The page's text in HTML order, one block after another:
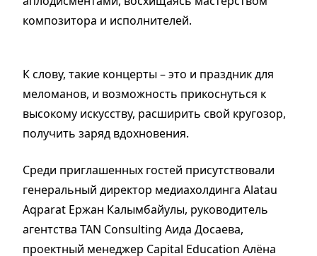
композитора и исполнителей.
К слову, такие концерты – это и праздник для
меломанов, и возможность прикоснуться к
высокому искусству, расширить свой кругозор,
получить заряд вдохновения.
Среди приглашенных гостей присутствовали
генеральный директор медиахолдинга Alatau
Aqparat Ержан Калымбайулы, руководитель
агентства TAN Consulting Аида Досаева,
проектный менеджер Capital Education Алёна